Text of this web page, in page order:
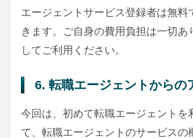
エージェントサービス登録者は無料
きます。ご自身の費用負担は一切あ
してご利用ください。
6. 転職エージェントからの
今回は、初めて転職エージェントを
て、転職エージェントのサービスの